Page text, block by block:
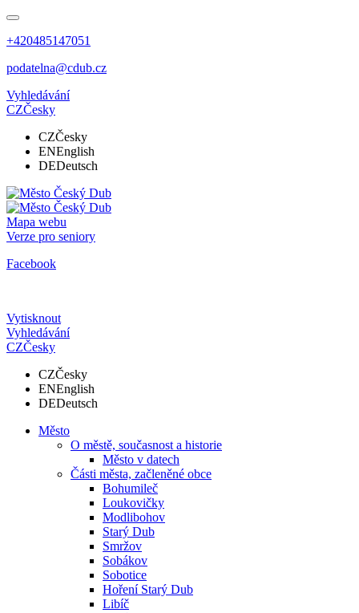
+420485147051
podatelna@cdub.cz
Vyhledávání
CZČesky
CZČesky
ENEnglish
DEDeutsch
Mapa webu
Verze pro seniory
Facebook
Vytisknout
Vyhledávání
CZČesky
CZČesky
ENEnglish
DEDeutsch
Město
O městě, současnost a historie
Město v datech
Části města, začleněné obce
Bohumileč
Loukovičky
Modlibohov
Starý Dub
Smržov
Sobákov
Sobotice
Hoření Starý Dub
Libíč